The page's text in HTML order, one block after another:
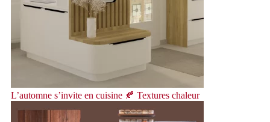
L’automne s’invite en cuisine 🍂 Textures chaleur